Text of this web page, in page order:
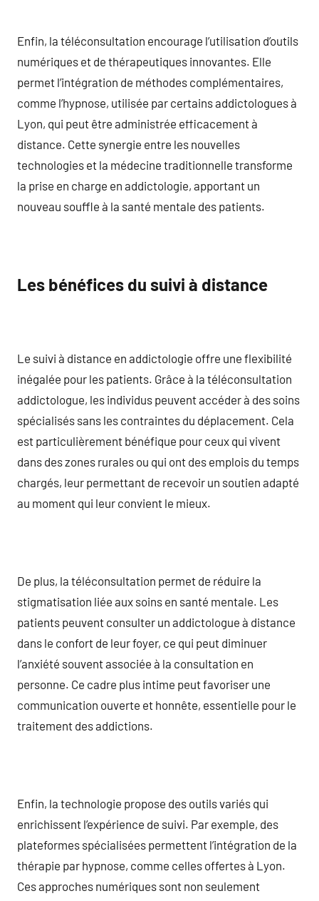
Enfin, la téléconsultation encourage l’utilisation d’outils
numériques et de thérapeutiques innovantes. Elle
permet l’intégration de méthodes complémentaires,
comme l’hypnose, utilisée par certains addictologues à
Lyon, qui peut être administrée efficacement à
distance. Cette synergie entre les nouvelles
technologies et la médecine traditionnelle transforme
la prise en charge en addictologie, apportant un
nouveau souffle à la santé mentale des patients.
Les bénéfices du suivi à distance
Le suivi à distance en addictologie offre une flexibilité
inégalée pour les patients. Grâce à la téléconsultation
addictologue, les individus peuvent accéder à des soins
spécialisés sans les contraintes du déplacement. Cela
est particulièrement bénéfique pour ceux qui vivent
dans des zones rurales ou qui ont des emplois du temps
chargés, leur permettant de recevoir un soutien adapté
au moment qui leur convient le mieux.
De plus, la téléconsultation permet de réduire la
stigmatisation liée aux soins en santé mentale. Les
patients peuvent consulter un addictologue à distance
dans le confort de leur foyer, ce qui peut diminuer
l’anxiété souvent associée à la consultation en
personne. Ce cadre plus intime peut favoriser une
communication ouverte et honnête, essentielle pour le
traitement des addictions.
Enfin, la technologie propose des outils variés qui
enrichissent l’expérience de suivi. Par exemple, des
plateformes spécialisées permettent l’intégration de la
thérapie par hypnose, comme celles offertes à Lyon.
Ces approches numériques sont non seulement